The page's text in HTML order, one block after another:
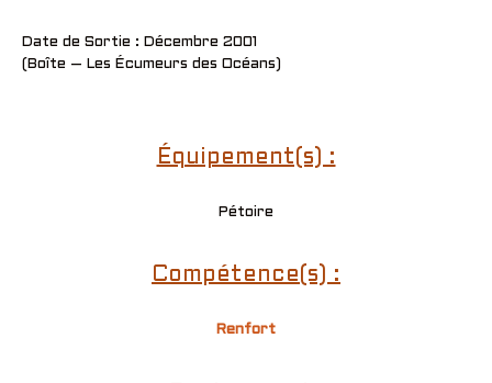
Date de Sortie : Décembre 2001
(Boîte – Les Écumeurs des Océans)
Équipement(s) :
Pétoire
Compétence(s) :
Renfort